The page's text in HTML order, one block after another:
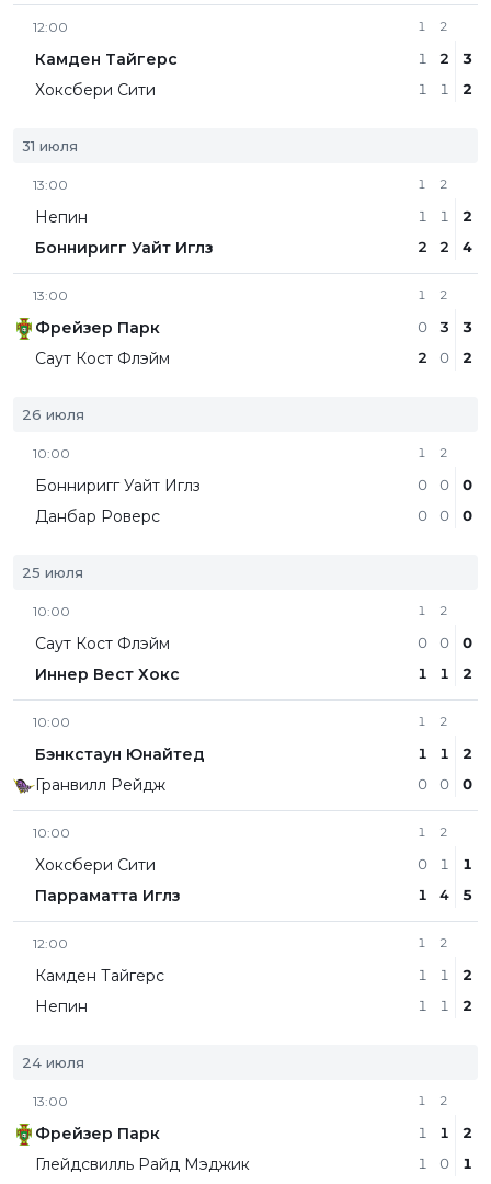
12:00
Камден Тайгерс
Хоксбери Сити
1
1
1
2
2
1
3
2
31 июля
13:00
Непин
Бонниригг Уайт Иглз
1
1
2
2
1
2
2
4
13:00
Фрейзер Парк
Саут Кост Флэйм
1
0
2
2
3
0
3
2
26 июля
10:00
Бонниригг Уайт Иглз
Данбар Роверс
1
0
0
2
0
0
0
0
25 июля
10:00
Саут Кост Флэйм
Иннер Вест Хокс
1
0
1
2
0
1
0
2
10:00
Бэнкстаун Юнайтед
Гранвилл Рейдж
1
1
0
2
1
0
2
0
10:00
Хоксбери Сити
Парраматта Иглз
1
0
1
2
1
4
1
5
12:00
Камден Тайгерс
Непин
1
1
1
2
1
1
2
2
24 июля
13:00
Фрейзер Парк
Глейдсвилль Райд Мэджик
1
1
1
2
1
0
2
1